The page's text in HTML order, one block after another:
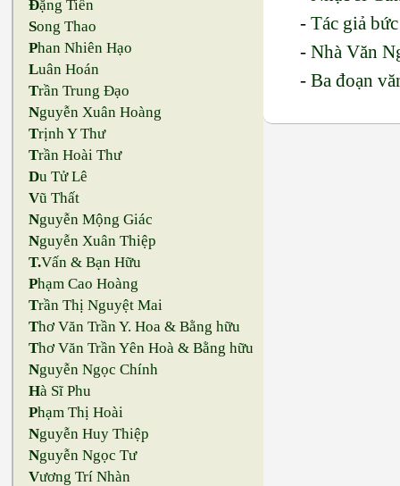
Đặng Tiến
Song Thao
Phan Nhiên Hạo
Luân Hoán
Trần Trung Đạo
Nguyễn Xuân Hoàng
Trịnh Y Thư
Trần Hoài Thư
Du Tử Lê
Vũ Thất
Nguyễn Mộng Giác
Nguyễn Xuân Thiệp
T.Vấn & Bạn Hữu
Phạm Cao Hoàng
Trần Thị Nguyệt Mai
Thơ Văn Trần Y. Hoa & Bằng hữu
Thơ Văn Trần Yên Hoà & Bằng hữu
Nguyễn Ngọc Chính
Hà Sĩ Phu
Phạm Thị Hoài
Nguyễn Huy Thiệp
Nguyễn Ngọc Tư
Vương Trí Nhàn
-Tác giả
-Nhà Văn
-Ba đoạn